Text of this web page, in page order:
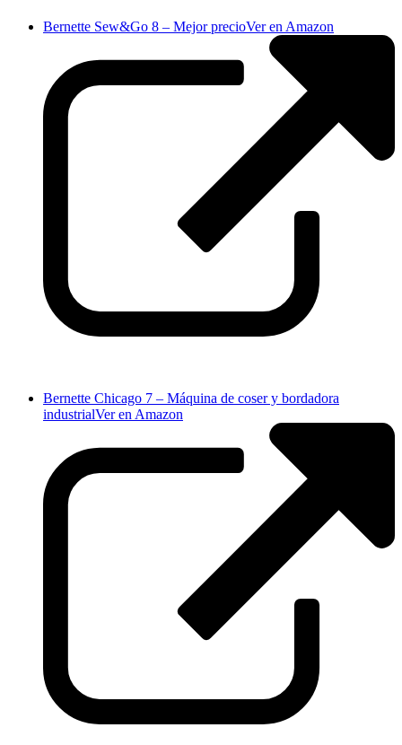
Bernette Sew&Go 8 – Mejor precioVer en Amazon
Bernette Chicago 7 – Máquina de coser y bordadora
industrialVer en Amazon